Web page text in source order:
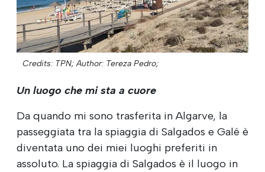
Credits: TPN; Author: Tereza Pedro;
Un luogo che mi sta a cuore
Da quando mi sono trasferita in Algarve, la
passeggiata tra la spiaggia di Salgados e Galé è
diventata uno dei miei luoghi preferiti in
assoluto. La spiaggia di Salgados è il luogo in